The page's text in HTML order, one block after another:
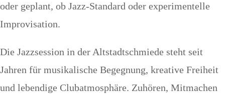
oder geplant, ob Jazz-Standard oder experimentelle
Improvisation.
Die Jazzsession in der Altstadtschmiede steht seit
Jahren für musikalische Begegnung, kreative Freiheit
und lebendige Clubatmosphäre. Zuhören, Mitmachen